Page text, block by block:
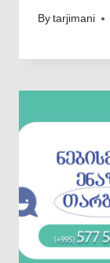
By tarjimani